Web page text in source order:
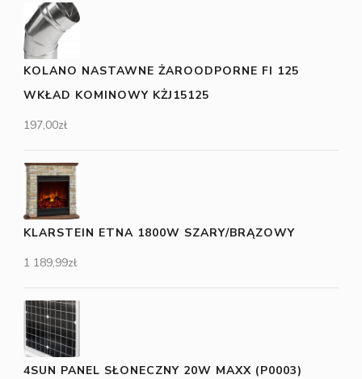
KOLANO NASTAWNE ŻAROODPORNE FI 125
WKŁAD KOMINOWY KŻJ15125
197,00zł
KLARSTEIN ETNA 1800W SZARY/BRĄZOWY
1 189,99zł
4SUN PANEL SŁONECZNY 20W MAXX (P0003)